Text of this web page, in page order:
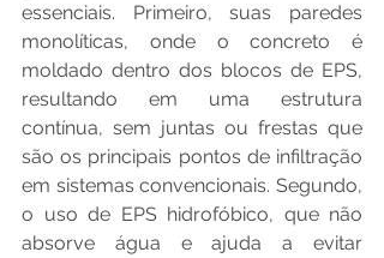
essenciais. Primeiro, suas paredes
monolíticas, onde o concreto é
moldado dentro dos blocos de EPS,
resultando em uma estrutura
contínua, sem juntas ou frestas que
são os principais pontos de infiltração
em sistemas convencionais. Segundo,
o uso de EPS hidrofóbico, que não
absorve água e ajuda a evitar